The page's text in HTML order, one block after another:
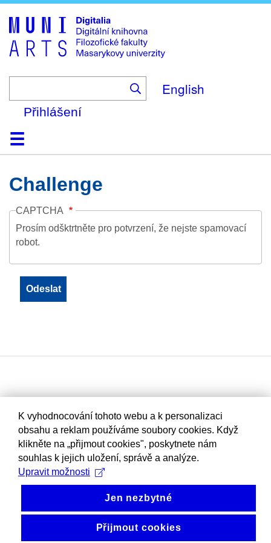
to
main
content
English
Přihlášení
DomůKolekce
Prohlížení
Vyhledávání
O platformě
Nápověda
KontaktDigitalia
Challenge
CAPTCHA
Prosím odšktrtněte pro potvrzení, že nejste spamovací
robot.
K vyhodnocování tohoto webu a k personalizaci
obsahu a reklam používáme soubory cookies. Když
klikněte na „přijmout cookies", poskytnete nám
souhlas k jejich uložení, správě a analýze.
Upravit možnosti
Jen nezbytné
Přijmout cookies